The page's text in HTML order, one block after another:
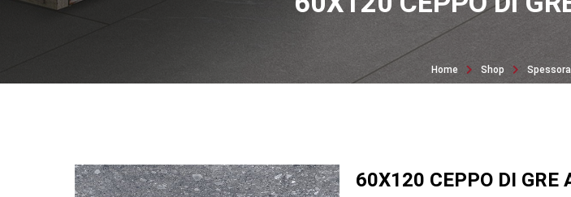
Home Shop
60X120 CEPPO DI GRE